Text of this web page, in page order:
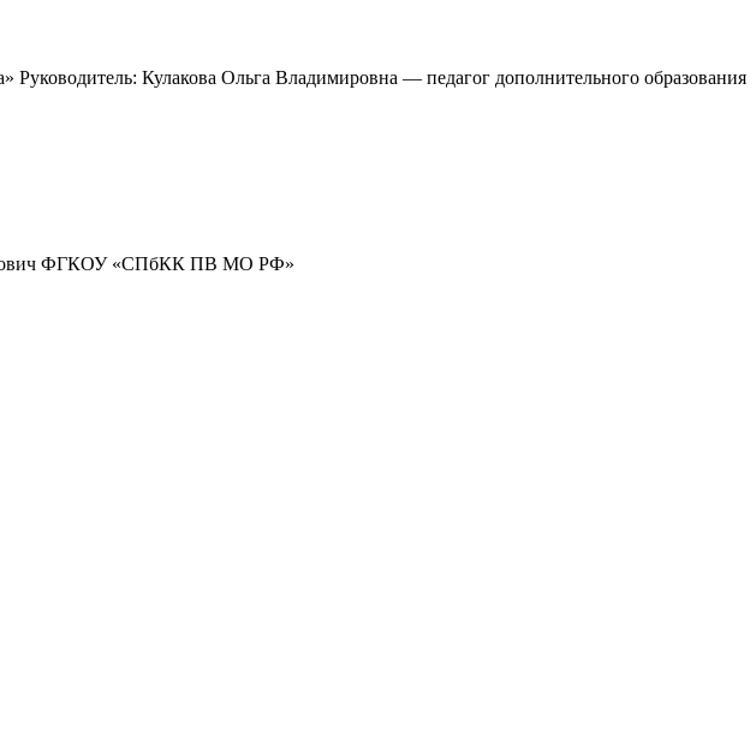
Руководитель: Кулакова Ольга Владимировна — педагог дополнительного образования
ФГКОУ «СПбКК ПВ МО РФ»